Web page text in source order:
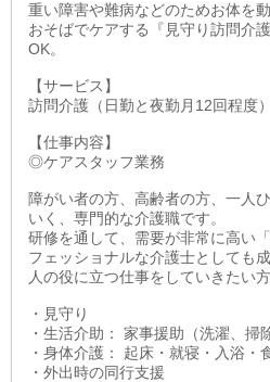
重い障害や難病などのためお体を
おそばでケアする『見守り訪問介
OK。
【サービス】
訪問介護（日勤と夜勤月12回程度）
【仕事内容】
◎ケアスタッフ業務
障がい者の方、高齢者の方、一人
いく、専門的な介護職です。
研修を通して、需要が非常に高い
フェッショナルな介護士としても成
人の役に立つ仕事をしていきたい
・見守り
・生活介助： 家事援助（洗濯、掃
・身体介護： 起床・就寝・入浴・
・外出時の同行支援